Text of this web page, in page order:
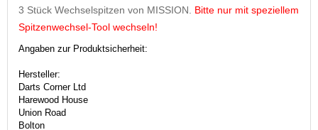
3 Stück Wechselspitzen von MISSION. Bitte nur mit speziellem
Spitzenwechsel-Tool wechseln!
Angaben zur Produktsicherheit:
Hersteller:
Darts Corner Ltd
Harewood House
Union Road
Bolton